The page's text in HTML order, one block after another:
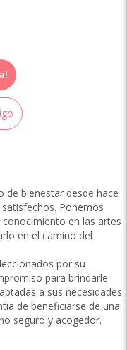
de bienestar desde hace
Ponemos
en las artes
en el camino del
por su
para brindarle
a sus necesidades.
de beneficiarse de una
seguro y acogedor.